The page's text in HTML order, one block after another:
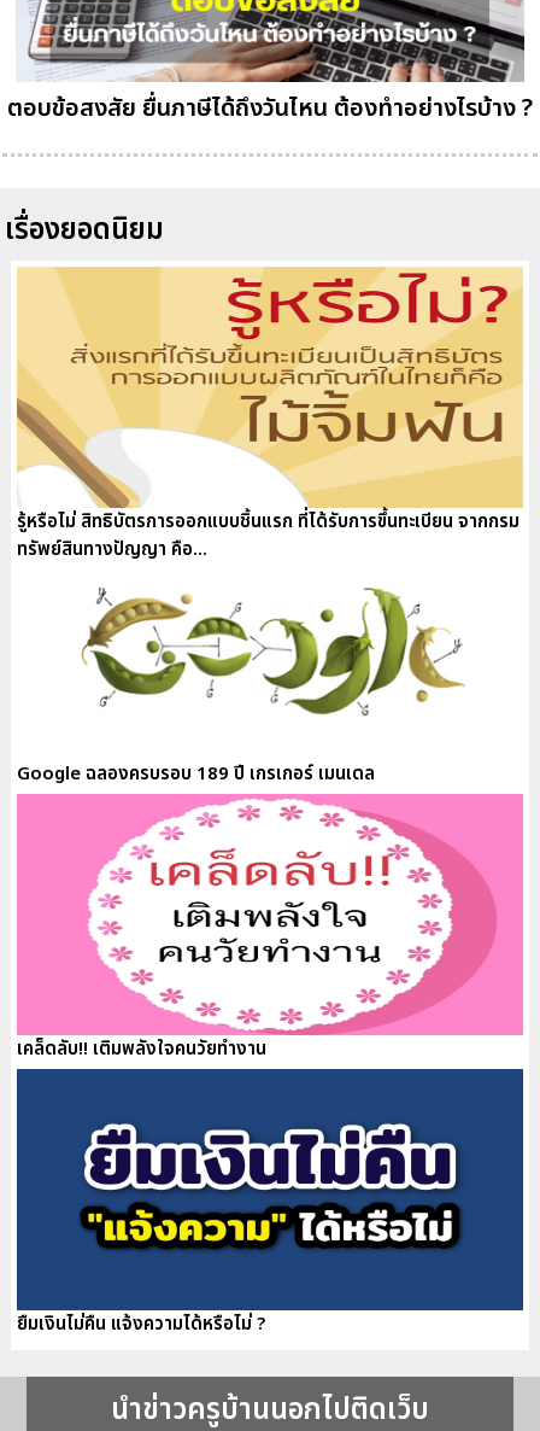
ตอบข้อสงสัย ยื่นภาษีได้ถึงวันไหน ต้องทำอย่างไรบ้าง ?
เรื่องยอดนิยม
รู้หรือไม่ สิทธิบัตรการออกแบบชิ้นแรก ที่ได้รับการขึ้นทะเบียน จากกรม
ทรัพย์สินทางปัญญา คือ...
Google ฉลองครบรอบ 189 ปี เกรเกอร์ เมนเดล
เคล็ดลับ!! เติมพลังใจคนวัยทำงาน
ยืมเงินไม่คืน แจ้งความได้หรือไม่ ?
นำข่าวครูบ้านนอกไปติดเว็บ